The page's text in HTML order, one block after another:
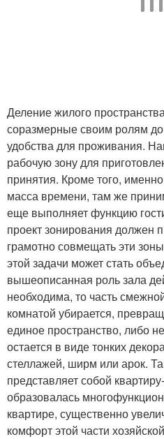
Деление жилого
соразмерные своим ролям
удобства для проживания.
рабочую зону для
принятия. Кроме того,
масса времени, там же
еще выполняет функцию
проект зонирования должен
грамотно совмещать эти
этой задачи может стать
вышеописанная роль зала
необходима, то часть
комнатой убирается,
единое пространство, либо
остается в виде тонких
стеллажей, ширм или арок.
представляет собой
образовалась
квартире, существенно
комфорт этой части